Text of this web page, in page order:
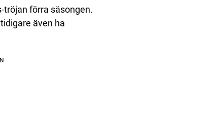
tröjan förra säsongen.
även ha